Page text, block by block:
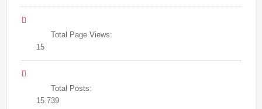
Total Page Views:
15
Total Posts:
15.739